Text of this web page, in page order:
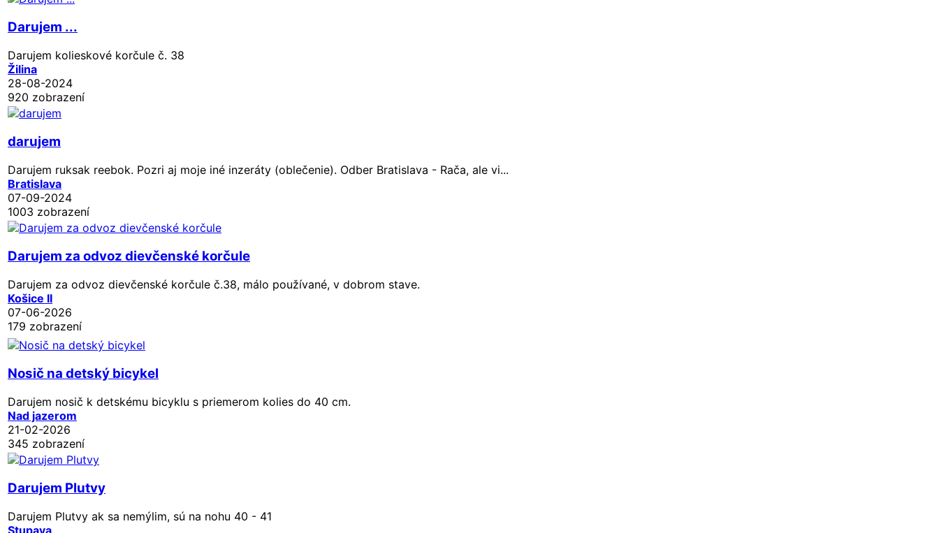
Darujem ...
Darujem kolieskové korčule č. 38
Žilina
28-08-2024
920 zobrazení
darujem
Darujem ruksak reebok. Pozri aj moje iné inzeráty (oblečenie). Odber Bratislava - Rača, ale vi...
Bratislava
07-09-2024
1003 zobrazení
Darujem za odvoz dievčenské korčule
Darujem za odvoz dievčenské korčule č.38, málo používané, v dobrom stave.
Košice II
07-06-2026
179 zobrazení
Nosič na detský bicykel
Darujem nosič k detskému bicyklu s priemerom kolies do 40 cm.
Nad jazerom
21-02-2026
345 zobrazení
Darujem Plutvy
Darujem Plutvy ak sa nemýlim, sú na nohu 40 - 41
Stupava